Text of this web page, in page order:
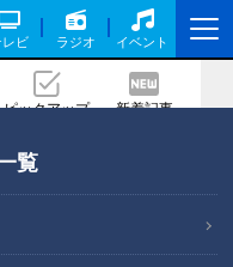
ビ ラジオ イベント
ピックアップ 新着記事
覧
” がオンライ